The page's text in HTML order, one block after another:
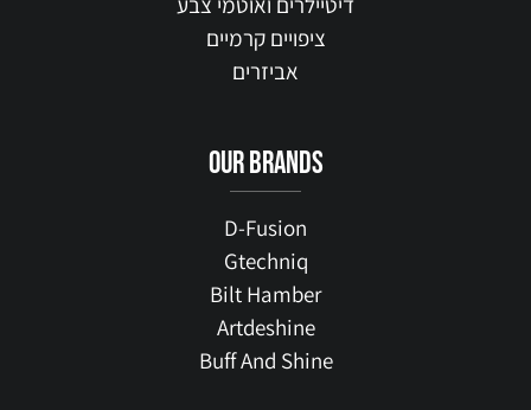
ציפויים קרמיים
אביזרים
our brands
D-Fusion
Gtechniq
Bilt Hamber
Artdeshine
Buff And Shine